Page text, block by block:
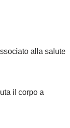
alla salute
il corpo a